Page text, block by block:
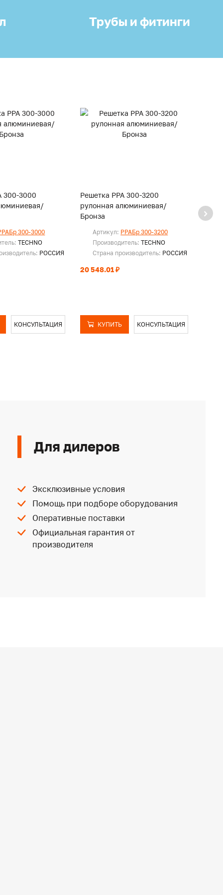
Трубы и фитинги
300-3000
300-3000
TECHNO
РОССИЯ
КОНСУЛЬТАЦИЯ
Решетка PPA 300-3200
рулонная алюминиевая/
Бронза
Артикул: PPAБр 300-3200
Производитель:TECHNO
Страна производитель: РОССИЯ
20 548.01 ₽
КУПИТЬ КОНСУЛЬТАЦИЯ
Для дилеров
Эксклюзивные условия
Помощь при подборе оборудования
Оперативные поставки
Официальная гарантия от
производителя